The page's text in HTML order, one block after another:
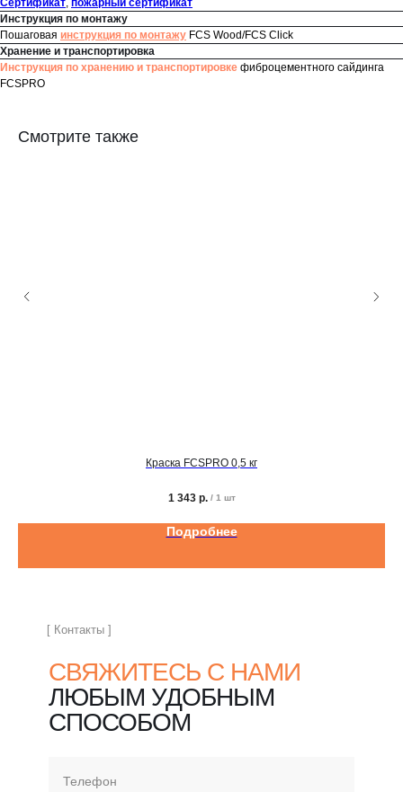
Сертификат, пожарный сертификат
Инструкция по монтажу
Пошаговая инструкция по монтажу FCS Wood/FCS Click
Хранение и транспортировка
Инструкция по хранению и транспортировке фиброцементного сайдинга
FCSPRO
Смотрите также
Краска FCSPRO 0,5 кг
1 343 р. / 1 шт
Подробнее
Телефон
СВЯЖИТЕСЬ С НАМИ
ЛЮБЫМ УДОБНЫМ
СПОСОБОМ
[ Контакты ]